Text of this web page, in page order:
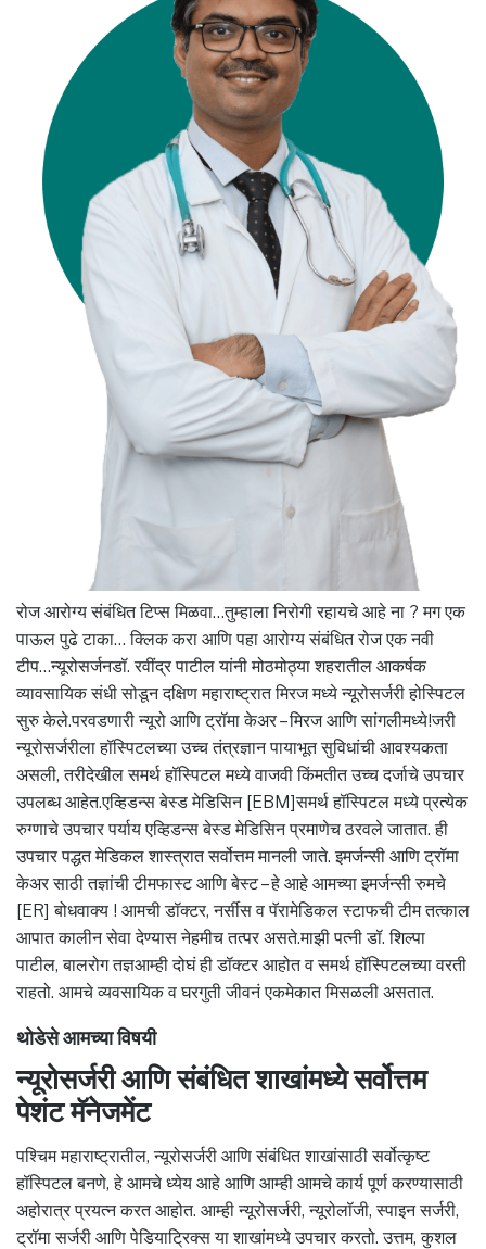
रोज आरोग्य संबंधित टिप्स मिळवा…तुम्हाला निरोगी रहायचे आहे ना ? मग एक
पाऊल पुढे टाका… क्लिक करा आणि पहा आरोग्य संबंधित रोज एक नवी
टीप…न्यूरोसर्जनडॉ. रवींद्र पाटील यांनी मोठमोठ्या शहरातील आकर्षक
व्यावसायिक संधी सोडून दक्षिण महाराष्ट्रात मिरज मध्ये न्यूरोसर्जरी होस्पिटल
सुरु केले.परवडणारी न्यूरो आणि ट्रॉमा केअर – मिरज आणि सांगलीमध्ये!जरी
न्यूरोसर्जरीला हॉस्पिटलच्या उच्च तंत्रज्ञान पायाभूत सुविधांची आवश्यकता
असली, तरीदेखील समर्थ हॉस्पिटल मध्ये वाजवी किंमतीत उच्च दर्जाचे उपचार
उपलब्ध आहेत.एव्हिडन्स बेस्ड मेडिसिन [EBM]समर्थ हॉस्पिटल मध्ये प्रत्येक
रुग्णाचे उपचार पर्याय एव्हिडन्स बेस्ड मेडिसिन प्रमाणेच ठरवले जातात. ही
उपचार पद्धत मेडिकल शास्त्रात सर्वोत्तम मानली जाते. इमर्जन्सी आणि ट्रॉमा
केअर साठी तज्ञांची टीमफास्ट आणि बेस्ट – हे आहे आमच्या इमर्जन्सी रुमचे
[ER] बोधवाक्य ! आमची डॉक्टर, नर्सीस व पॅरामेडिकल स्टाफची टीम तत्काल
आपात कालीन सेवा देण्यास नेहमीच तत्पर असते.माझी पत्नी डॉ. शिल्पा
पाटील, बालरोग तज्ञआम्ही दोघं ही डॉक्टर आहोत व समर्थ हॉस्पिटलच्या वरती
राहतो. आमचे व्यवसायिक व घरगुती जीवनं एकमेकात मिसळली असतात.
थोडेसे आमच्या विषयी
न्यूरोसर्जरी आणि संबंधित शाखांमध्ये सर्वोत्तम
पेशंट मॅनेजमेंट
पश्चिम महाराष्ट्रातील, न्यूरोसर्जरी आणि संबंधित शाखांसाठी सर्वोत्कृष्ट
हॉस्पिटल बनणे, हे आमचे ध्येय आहे आणि आम्ही आमचे कार्य पूर्ण करण्यासाठी
अहोरात्र प्रयत्न करत आहोत. आम्ही न्यूरोसर्जरी, न्यूरोलॉजी, स्पाइन सर्जरी,
ट्रॉमा सर्जरी आणि पेडियाट्रिक्स या शाखांमध्ये उपचार करतो. उत्तम, कुशल